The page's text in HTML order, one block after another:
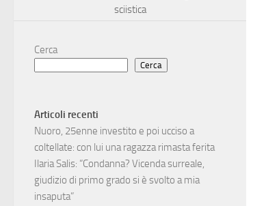
sciistica
Cerca
Cerca
Articoli recenti
Nuoro, 25enne investito e poi ucciso a
coltellate: con lui una ragazza rimasta ferita
Ilaria Salis: “Condanna? Vicenda surreale,
giudizio di primo grado si è svolto a mia
insaputa”